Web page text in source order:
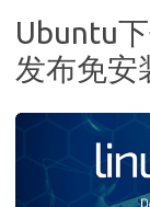
Ubuntu
发布免安